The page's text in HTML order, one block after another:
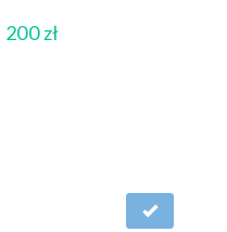
200 zł